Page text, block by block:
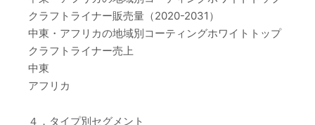
クラフトライナー販売量（2020-2031）
中東・アフリカの地域別コーティングホワイトトップ
クラフトライナー売上
中東
アフリカ
４．タイプ別セグメント